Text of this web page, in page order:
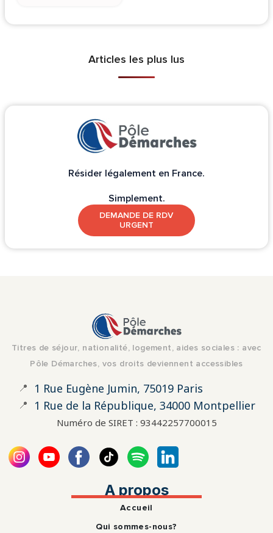
Articles les plus lus
Résider légalement en France.
Simplement.
DEMANDE DE RDV
URGENT
Titres de séjour, nationalité, logement, aides sociales : avec
Pôle Démarches, vos droits deviennent accessibles
📍 1 Rue Eugène Jumin, 75019 Paris
📍 1 Rue de la République, 34000 Montpellier
Numéro de SIRET : 93442257700015
A propos
Accueil
Qui sommes-nous?